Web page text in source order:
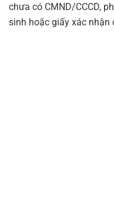
chưa có CMND/CCCD,
sinh hoặc giấy xác nhận